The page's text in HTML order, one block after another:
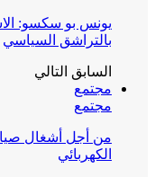
يونس بو سكسو:
بالتراشق السياسي
السابق التالي
مجتمع
مجتمع
من أجل أشغال
الكهربائي